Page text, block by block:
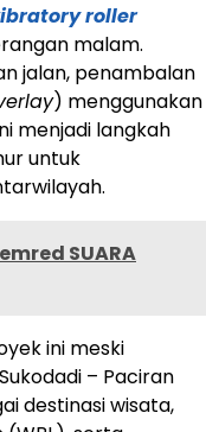
roller
malam.
jalan, penambalan
) menggunakan
menjadi langkah
untuk
SUARA
ini meski
– Paciran
destinasi wisata,